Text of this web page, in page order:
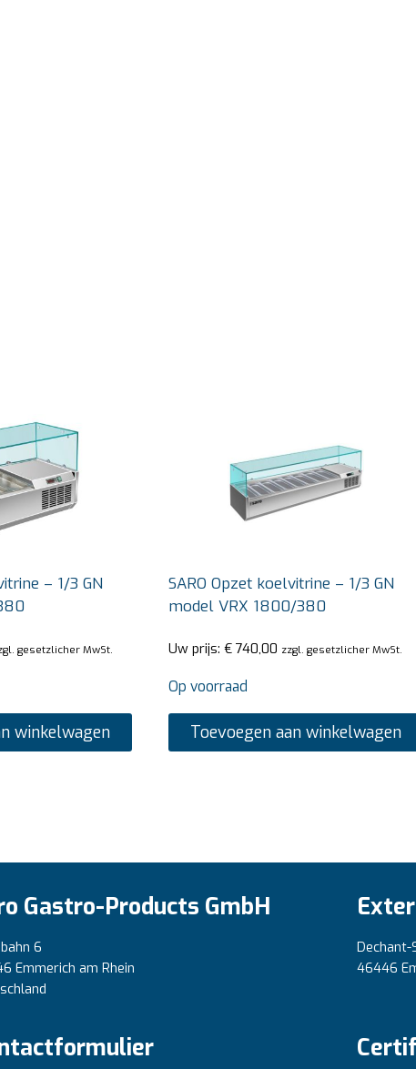
– 1/3 GN
gesetzlicher MwSt.
winkelwagen
SARO Opzet koelvitrine – 1/3 GN
model VRX 1800/380
Uw prijs: € 740,00 zzgl. gesetzlicher MwSt.
Op voorraad
Toevoegen aan winkelwagen
Gastro-Products GmbH
6
Emmerich am Rhein
Dechant-
46446